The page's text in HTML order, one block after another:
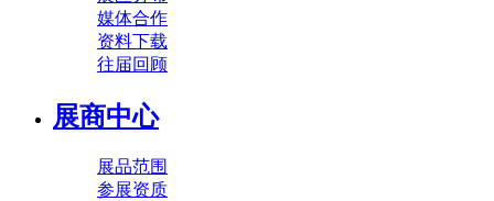
媒体合作
资料下载
往届回顾
展商中心
展品范围
参展资质